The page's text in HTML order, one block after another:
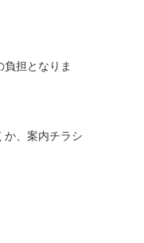
担となりま
、案内チラシ